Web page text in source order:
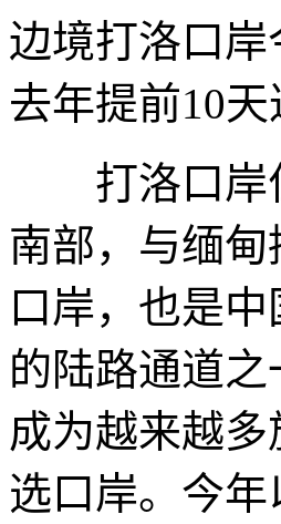
边境打洛口
去年提前10天
打洛口岸位
南部，与缅
口岸，也是
的陆路通道
成为越来越
选口岸。今